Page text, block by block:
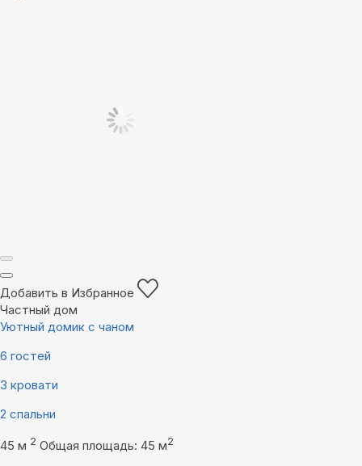
Добавить в Избранное
Частный дом
Уютный домик с чаном
6 гостей
3 кровати
2 спальни
45 м 2 Общая площадь: 45 м2